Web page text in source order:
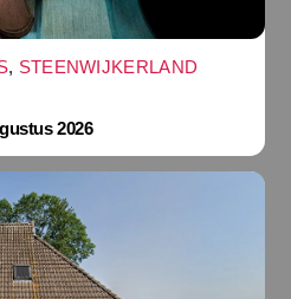
, STEENWIJKERLAND
2026